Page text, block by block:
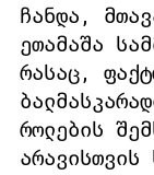
ჩანდა,
ეთამაშა
რასაც,
როლების